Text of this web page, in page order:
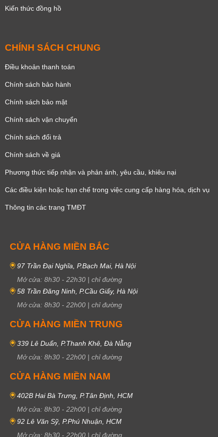
Kiến thức đồng hồ
CHÍNH SÁCH CHUNG
Điều khoản thanh toán
Chính sách bảo hành
Chính sách bảo mật
Chính sách vận chuyển
Chính sách đổi trả
Chính sách về giá
Phương thức tiếp nhận và phản ánh, yêu cầu, khiêu nại
Các điều kiện hoặc hạn chế trong việc cung cấp hàng hóa, dịch vụ
Thông tin các trang TMĐT
CỬA HÀNG MIỀN BẮC
97 Trần Đại Nghĩa, P.Bạch Mai, Hà Nội
Mở cửa: 8h30 - 22h30 | chỉ đường
58 Trần Đăng Ninh, P.Cầu Giấy, Hà Nội
Mở cửa: 8h30 - 22h00 | chỉ đường
CỬA HÀNG MIỀN TRUNG
339 Lê Duẩn, P.Thanh Khê, Đà Nẵng
Mở cửa: 8h30 - 22h00 | chỉ đường
CỬA HÀNG MIỀN NAM
402B Hai Bà Trưng, P.Tân Định, HCM
Mở cửa: 8h30 - 22h00 | chỉ đường
92 Lê Văn Sỹ, P.Phú Nhuận, HCM
Mở cửa: 8h30 - 22h00 | chỉ đường